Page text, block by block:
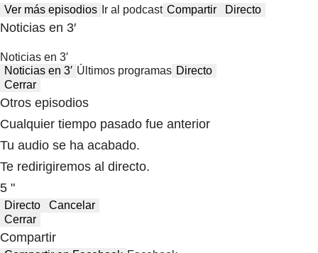
Ver más episodios Ir al podcast Compartir Directo
Noticias en 3′
Noticias en 3′
Noticias en 3′ Últimos programas Directo
Cerrar
Otros episodios
Cualquier tiempo pasado fue anterior
Tu audio se ha acabado.
Te redirigiremos al directo.
5 "
Directo
Cancelar
Cerrar
Compartir